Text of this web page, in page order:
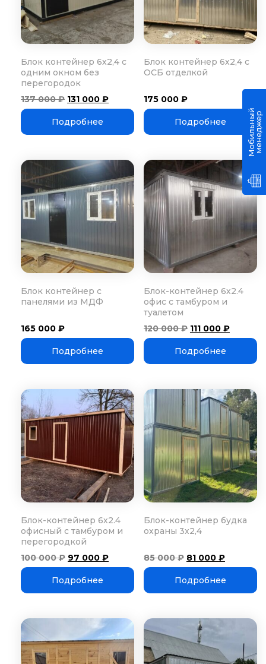
Блок контейнер 6х2,4 с
одним окном без
перегородок
137 000₽ Первоначальная
цена
составляла
131 000 ₽Текущая
цена:
000 ₽.
Подробнее
Блок контейнер 6х2,4 с
ОСБ отделкой
175 000 ₽
Подробнее
Блок контейнер с
панелями из МДФ
165 000 ₽
Подробнее
Блок-контейнер 6х2.4
офис с тамбуром и
туалетом
120 000₽
цена
составляла
111 000 ₽
цена:
000 ₽.
Подробнее
Блок-контейнер 6х2.4
офисный с тамбуром и
перегородкой
100 000₽ Первоначальная
цена
составляла
97 000 ₽Текущая
цена:
000 ₽.
Подробнее
Блок-контейнер будка
охраны 3х2,4
85 000₽ Первоначальная
цена
составляла
81 000 ₽Текущая
цена:
81
Подробнее